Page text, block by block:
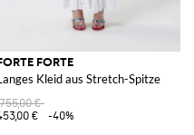
FORTE
Kleid aus Stretch-Spitze
755,00 €
€
-40%